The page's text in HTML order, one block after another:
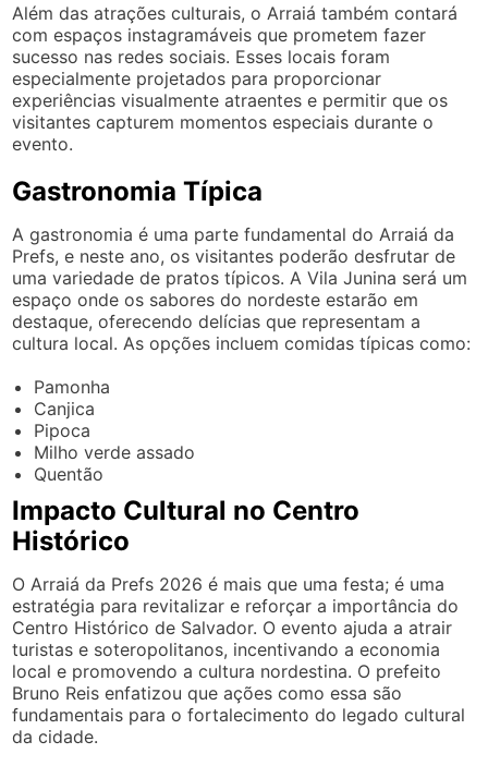
Além das atrações culturais, o Arraiá também contará
com espaços instagramáveis que prometem fazer
sucesso nas redes sociais. Esses locais foram
especialmente projetados para proporcionar
experiências visualmente atraentes e permitir que os
visitantes capturem momentos especiais durante o
evento.
Gastronomia Típica
A gastronomia é uma parte fundamental do Arraiá da
Prefs, e neste ano, os visitantes poderão desfrutar de
uma variedade de pratos típicos. A Vila Junina será um
espaço onde os sabores do nordeste estarão em
destaque, oferecendo delícias que representam a
cultura local. As opções incluem comidas típicas como:
Pamonha
Canjica
Pipoca
Milho verde assado
Quentão
Impacto Cultural no Centro
Histórico
O Arraiá da Prefs 2026 é mais que uma festa; é uma
estratégia para revitalizar e reforçar a importância do
Centro Histórico de Salvador. O evento ajuda a atrair
turistas e soteropolitanos, incentivando a economia
local e promovendo a cultura nordestina. O prefeito
Bruno Reis enfatizou que ações como essa são
fundamentais para o fortalecimento do legado cultural
da cidade.